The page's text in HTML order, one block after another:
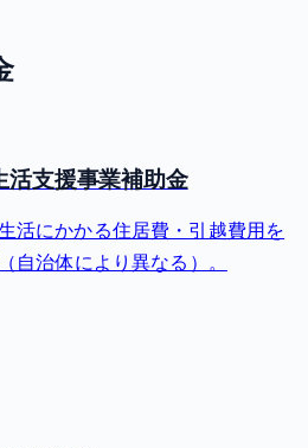
活支援事業補助金
活にかかる住居費・引越費用を
自治体により異なる）。